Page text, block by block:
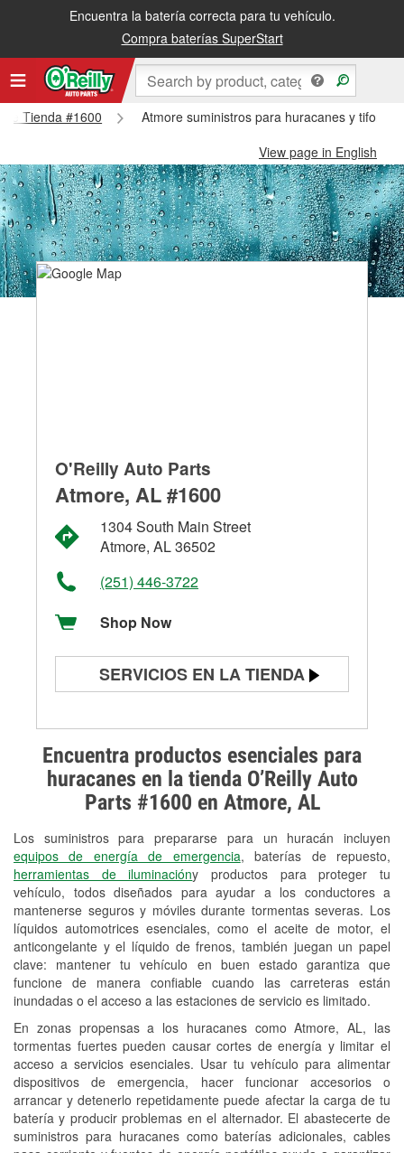
Encuentra la batería correcta para tu vehículo.
Compra baterías SuperStart
Tienda #1600
Atmore suministros para huracanes y tifones
View page in English
Encuentra productos esenciales para
huracanes en la tienda O’Reilly Auto
Parts #1600 en Atmore, AL
Los suministros para prepararse para un huracán incluyen
equipos de energía de emergencia, baterías de repuesto,
herramientas de iluminacióny productos para proteger tu
vehículo, todos diseñados para ayudar a los conductores a
mantenerse seguros y móviles durante tormentas severas. Los
líquidos automotrices esenciales, como el aceite de motor, el
anticongelante y el líquido de frenos, también juegan un papel
clave: mantener tu vehículo en buen estado garantiza que
funcione de manera confiable cuando las carreteras están
inundadas o el acceso a las estaciones de servicio es limitado.
En zonas propensas a los huracanes como Atmore, AL, las
tormentas fuertes pueden causar cortes de energía y limitar el
acceso a servicios esenciales. Usar tu vehículo para alimentar
dispositivos de emergencia, hacer funcionar accesorios o
arrancar y detenerlo repetidamente puede afectar la carga de tu
batería y producir problemas en el alternador. El abastecerte de
suministros para huracanes como baterías adicionales, cables
O'Reilly Auto Parts
Atmore, AL #1600
1304 South Main Street
Atmore, AL 36502
(251) 446-3722
Shop Now
SERVICIOS EN LA TIENDA
Prueba de alternadores y
arrancadores
Revisión de la luz "Check Engine"
Reciclaje de baterías y aceite
Instalación de bombillas de faros
Instalación de limpiaparabrisas
Programa de Préstamo de
Herramientas
Rectificación de tambores y discos de
freno
Hurricane Supplies
Conoce más